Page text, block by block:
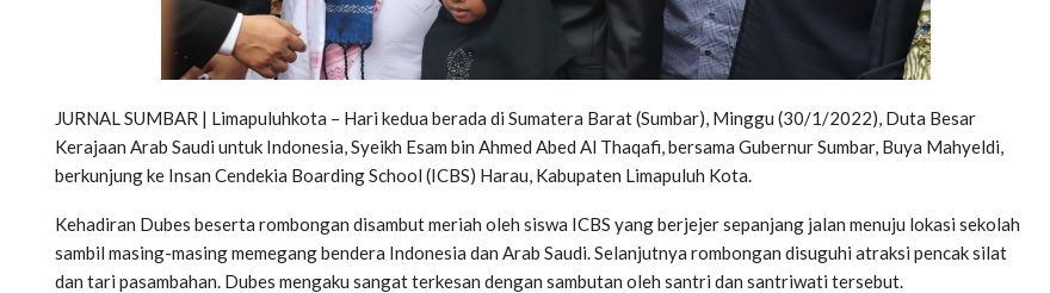
JURNAL SUMBAR | Limapuluhkota – Hari kedua berada di Sumatera Barat (Sumbar), Minggu (30/1/2022), Duta Besar
Kerajaan Arab Saudi untuk Indonesia, Syeikh Esam bin Ahmed Abed Al Thaqafi, bersama Gubernur Sumbar, Buya Mahyeldi,
berkunjung ke Insan Cendekia Boarding School (ICBS) Harau, Kabupaten Limapuluh Kota.
Kehadiran Dubes beserta rombongan disambut meriah oleh siswa ICBS yang berjejer sepanjang jalan menuju lokasi sekolah
sambil masing-masing memegang bendera Indonesia dan Arab Saudi. Selanjutnya rombongan disuguhi atraksi pencak silat
dan tari pasambahan. Dubes mengaku sangat terkesan dengan sambutan oleh santri dan santriwati tersebut.